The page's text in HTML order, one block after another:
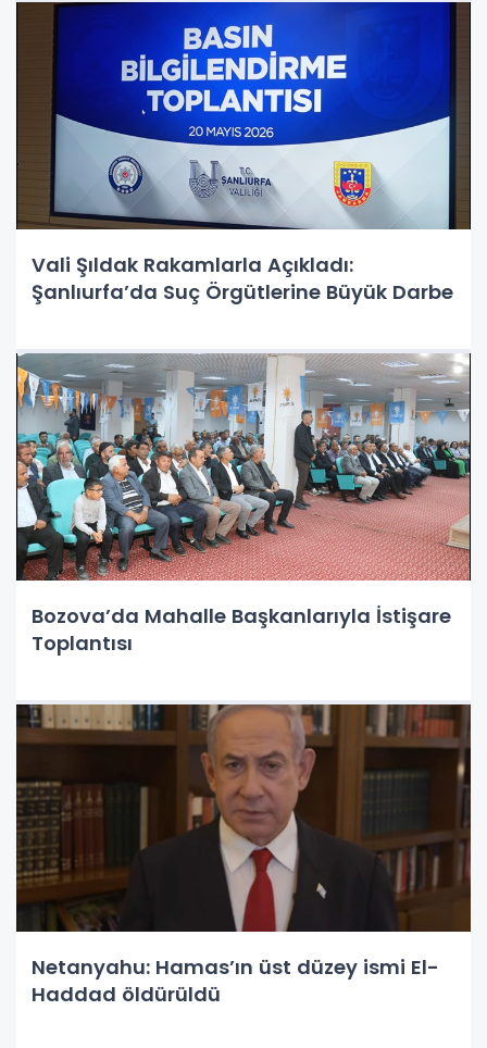
Vali Şıldak Rakamlarla Açıkladı:
Şanlıurfa’da Suç Örgütlerine Büyük Darbe
Bozova’da Mahalle Başkanlarıyla İstişare
Toplantısı
Netanyahu: Hamas’ın üst düzey ismi El-
Haddad öldürüldü